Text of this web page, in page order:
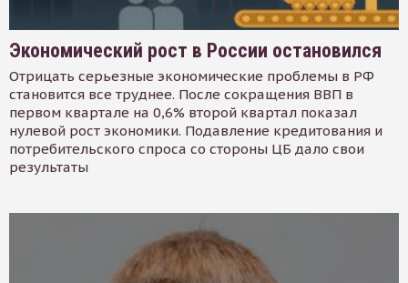
Экономический рост в России остановился
Отрицать серьезные экономические проблемы в РФ
становится все труднее. После сокращения ВВП в
первом квартале на 0,6% второй квартал показал
нулевой рост экономики. Подавление кредитования и
потребительского спроса со стороны ЦБ дало свои
результаты